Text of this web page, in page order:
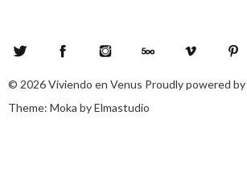
© 2026Viviendo en Venus Proudly powered by
Theme: Moka byElmastudio